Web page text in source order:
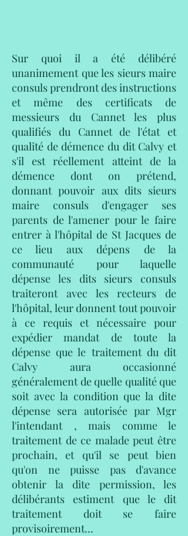
Sur quoi il a été délibéré
unanimement que les sieurs maire
consuls prendront des instructions
et même des certificats de
messieurs du Cannet les plus
qualifiés du Cannet de l'état et
qualité de démence du dit Calvy et
s'il est réellement atteint de la
démence dont on prétend,
donnant pouvoir aux dits sieurs
maire consuls d'engager ses
parents de l'amener pour le faire
entrer à l'hôpital de St Jacques de
ce lieu aux dépens de la
communauté pour laquelle
dépense les dits sieurs consuls
traiteront avec les recteurs de
l'hôpital, leur donnent tout pouvoir
à ce requis et nécessaire pour
expédier mandat de toute la
dépense que le traitement du dit
Calvy aura occasionné
généralement de quelle qualité que
soit avec la condition que la dite
dépense sera autorisée par Mgr
l'intendant , mais comme le
traitement de ce malade peut être
prochain, et qu'il se peut bien
qu'on ne puisse pas d'avance
obtenir la dite permission, les
délibérants estiment que le dit
traitement doit se faire
provisoirement…